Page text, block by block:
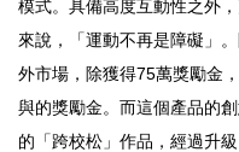
模式。具備高度互動性之外
來說，「運動不再是障礙」
外市場，除獲得75萬獎勵金
與的獎勵金。而這個產品的
的「跨校松」作品，經過升級